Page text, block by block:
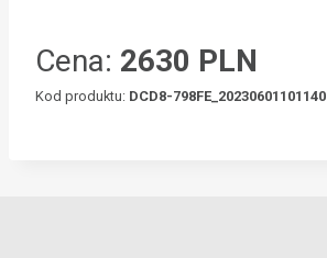
Cena: 2630 PLN
Kod produktu: DCD8-798FE_20230601101140